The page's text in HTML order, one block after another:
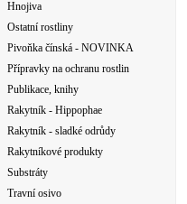
Hnojiva
Ostatní rostliny
Pivoňka čínská - NOVINKA
Přípravky na ochranu rostlin
Publikace, knihy
Rakytník - Hippophae
Rakytník - sladké odrůdy
Rakytníkové produkty
Substráty
Travní osivo